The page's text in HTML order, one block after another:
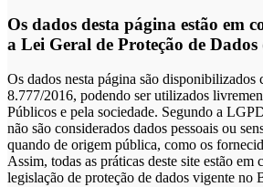
Os dados desta página estão em
a Lei Geral de Proteção de
Os dados nesta página são disponibilizados
8.777/2016, podendo ser utilizados
Públicos e pela sociedade. Segundo a
não são considerados dados pessoais ou
quando de origem pública, como os
Assim, todas as práticas deste site estão em
legislação de proteção de dados vigente no